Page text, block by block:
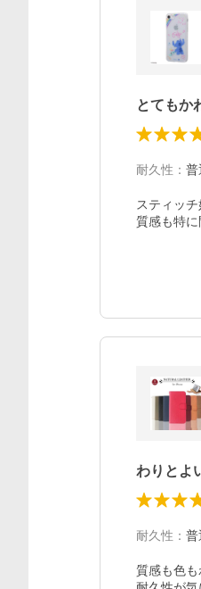
とてもか
耐久性 ： 普
スティッ
質感も特に
わりとよ
耐久性 ： 普
質感も色も